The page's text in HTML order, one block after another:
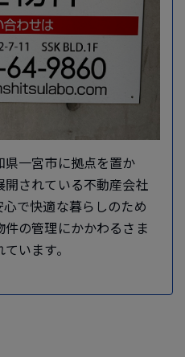
一宮市に拠点を置か
されている不動産会社
で快適な暮らしのため
の管理にかかわるさま
います。